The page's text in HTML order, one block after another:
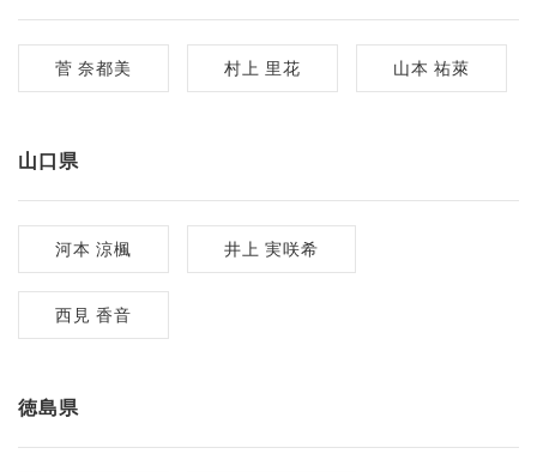
菅 奈都美 村上 里花 山本 祐萊
山口県
河本 涼楓 井上 実咲希
西見 香音
徳島県